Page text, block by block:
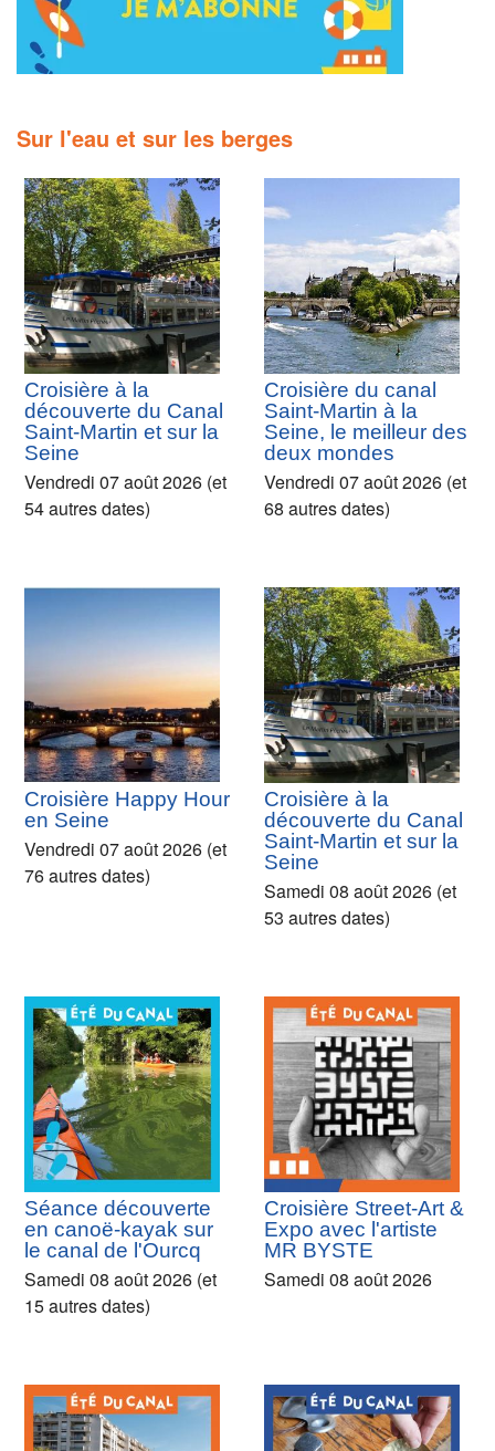
Sur l'eau et sur les berges
Croisière à la
découverte du Canal
Saint-Martin et sur la
Seine
Vendredi 07 août 2026 (et
54 autres dates)
Croisière du canal
Saint-Martin à la
Seine, le meilleur des
deux mondes
Vendredi 07 août 2026 (et
68 autres dates)
Croisière Happy Hour
en Seine
Vendredi 07 août 2026 (et
76 autres dates)
Croisière à la
découverte du Canal
Saint-Martin et sur la
Seine
Samedi 08 août 2026 (et
53 autres dates)
Séance découverte
en canoë-kayak sur
le canal de l'Ourcq
Samedi 08 août 2026 (et
15 autres dates)
Croisière Street-Art &
Expo avec l'artiste
MR BYSTE
Samedi 08 août 2026